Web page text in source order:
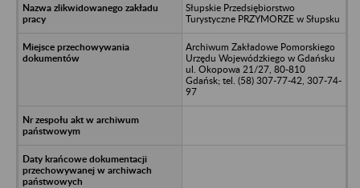
Słupskie Przedsiębiorstwo
Turystyczne PRZYMORZE w Słupsku
Archiwum Zakładowe Pomorskiego
Urzędu Wojewódzkiego w Gdańsku
ul. Okopowa 21/27, 80-810
Gdańsk; tel. (58) 307-77-42, 307-74-
97